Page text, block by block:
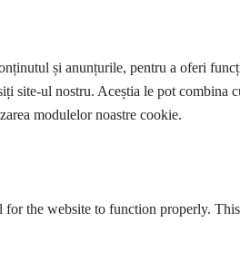
și anunțurile, pentru a oferi
site-ul nostru. Aceștia le pot combina
modulelor noastre cookie.
for the website to function properly.